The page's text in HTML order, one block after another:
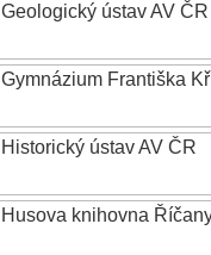
Geologický ústav AV ČR
Gymnázium Františka
Historický ústav AV ČR
Husova knihovna